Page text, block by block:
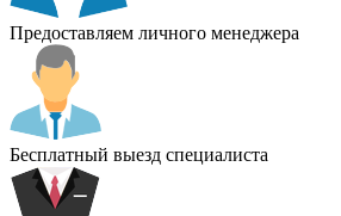
Предоставляем личного менеджера
Бесплатный выезд специалиста